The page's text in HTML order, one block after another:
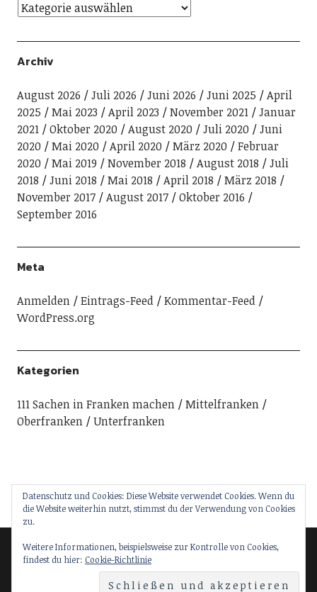
Archiv
August 2026 Juli 2026 Juni 2026 Juni 2025
April
2025
Mai 2023 April 2023 November 2021
Januar
2021
Oktober 2020 August 2020 Juli 2020
Juni
2020
Mai 2020 April 2020 März 2020
Februar
2020
Mai 2019 November 2018 August 2018
Juli
2018
Juni 2018 Mai 2018 April 2018
März 2018
November 2017
August 2017
Oktober 2016
September 2016
Meta
Anmelden Eintrags-Feed
Kommentar-Feed
WordPress.org
Kategorien
111 Sachen in Franken machen
Mittelfranken
Oberfranken
Unterfranken
© 2018 111 Sachen in Franken machen
Datenschutz und Cookies: Diese Website verwendet Cookies. Wenn du
die Website weiterhin nutzt, stimmst du der Verwendung von Cookies
zu.
Weitere Informationen, beispielsweise zur Kontrolle von Cookies,
findest du hier: Cookie-Richtlinie